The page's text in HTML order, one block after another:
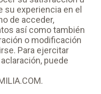
su experiencia en el
de acceder,
así como también
o modificación
Para ejercitar
puede